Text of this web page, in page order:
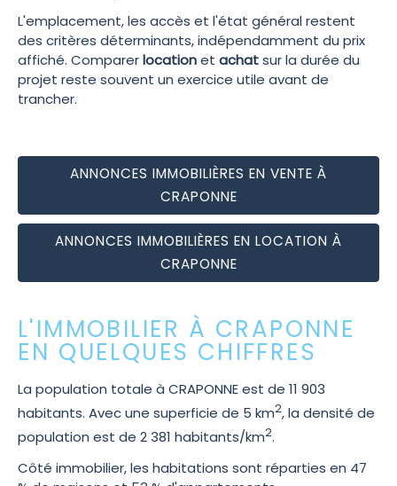
L'emplacement, les accès et l'état général restent
des critères déterminants, indépendamment du prix
affiché. Comparerlocationet achatsur la durée du
projet reste souvent un exercice utile avant de
trancher.
ANNONCES IMMOBILIÈRES EN VENTE À
CRAPONNE
ANNONCES IMMOBILIÈRES EN LOCATION À
CRAPONNE
L'IMMOBILIER À CRAPONNE
EN QUELQUES CHIFFRES
La population totale à CRAPONNE est de 11 903
habitants. Avec une superficie de 5 km2, la densité de
population est de 2 381 habitants/km2.
Côté immobilier, les habitations sont réparties en 47